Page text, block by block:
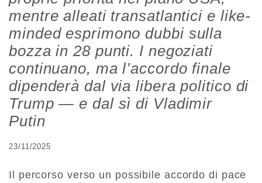
mentre alleati transatlantici e like-
minded esprimono dubbi sulla
bozza in 28 punti. I negoziati
continuano, ma l’accordo finale
dipenderà dal via libera politico di
Trump — e dal sì di Vladimir
Putin
23/11/2025
Il percorso verso un possibile accordo di pace